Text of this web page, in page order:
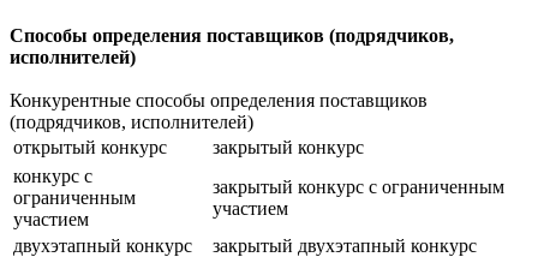
Способы определения поставщиков (подрядчиков,
исполнителей)
Конкурентные способы определения поставщиков
(подрядчиков, исполнителей)
открытый конкурс
закрытый конкурс
конкурс с
ограниченным
участием
закрытый конкурс с ограниченным
участием
двухэтапный конкурс
закрытый двухэтапный конкурс